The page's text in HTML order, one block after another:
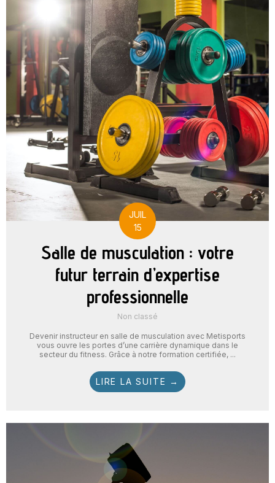
JUIL
15
Salle de musculation : votre
futur terrain d’expertise
professionnelle
Non classé
Devenir instructeur en salle de musculation avec Metisports
vous ouvre les portes d’une carrière dynamique dans le
secteur du fitness. Grâce à notre formation certifiée, ...
LIRE LA SUITE →